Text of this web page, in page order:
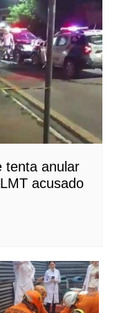
tenta anular
acusado